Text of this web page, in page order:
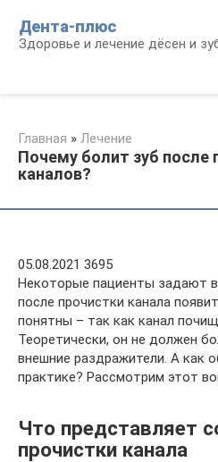
контенту
Дента-плюс
Здоровье и лечение дёсен и
Главная » Лечение
Почему болит зуб после
каналов?
05.08.2021 3695
Некоторые пациенты задают
после прочистки канала
понятны – так как канал
Теоретически, он не должен
внешние раздражители. А как
практике? Рассмотрим этот
Что представляет
прочистки канала